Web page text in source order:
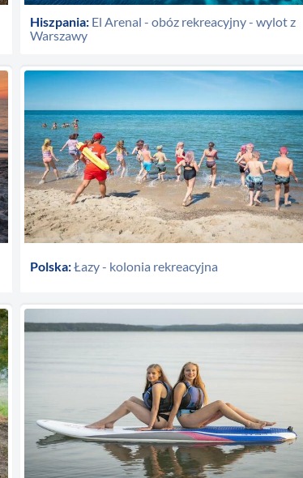
Hiszpania: El Arenal - obóz rekreacyjny - wylot z
Warszawy
Polska:Łazy - kolonia rekreacyjna